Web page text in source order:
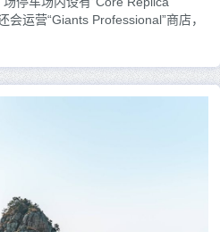
运营“Giants Professional”商店，